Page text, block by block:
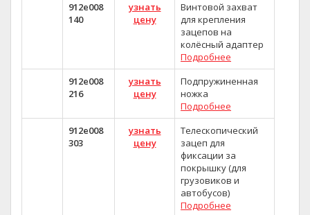
912e008
140
узнать
цену
Винтовой захват
для крепления
зацепов на
колёсный адаптер
Подробнее
912e008
216
узнать
цену
Подпружиненная
ножка
Подробнее
912e008
303
узнать
цену
Телескопический
зацеп для
фиксации за
покрышку (для
грузовиков и
автобусов)
Подробнее